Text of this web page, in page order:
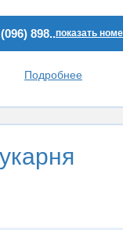
898..показать
Подробнее